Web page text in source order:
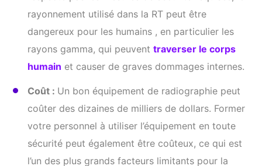
rayonnement utilisé dans la RT peut être
dangereux pour les humains , en particulier les
rayons gamma, qui peuvent traverser le corps
humain et causer de graves dommages internes.
Coût : Un bon équipement de radiographie peut
coûter des dizaines de milliers de dollars. Former
votre personnel à utiliser l’équipement en toute
sécurité peut également être coûteux, ce qui est
l’un des plus grands facteurs limitants pour la